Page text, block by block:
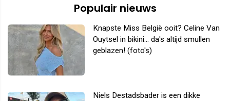
Populair nieuws
Knapste Miss België ooit? Celine Van
Ouytsel in bikini... da's altijd smullen
geblazen! (foto's)
Niels Destadsbader is een dikke